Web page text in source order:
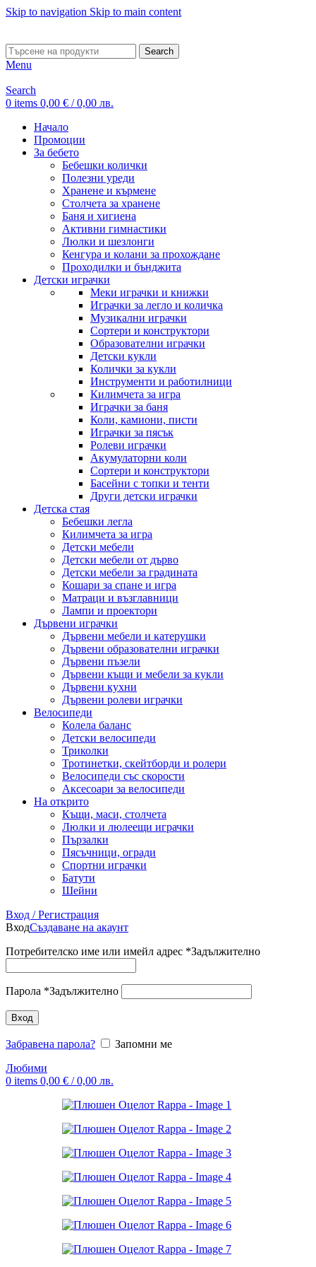
Skip to navigation Skip to main content
Search
Menu
Search
0 items 0,00 € / 0,00 лв.
Начало
Промоции
За бебето
Бебешки колички
Полезни уреди
Хранене и кърмене
Столчета за хранене
Баня и хигиена
Активни гимнастики
Люлки и шезлонги
Кенгура и колани за прохождане
Проходилки и бънджита
Детски играчки
Меки играчки и книжки
Играчки за легло и количка
Музикални играчки
Сортери и конструктори
Образователни играчки
Детски кукли
Колички за кукли
Инструменти и работилници
Килимчета за игра
Играчки за баня
Коли, камиони, писти
Играчки за пясък
Ролеви играчки
Акумулаторни коли
Сортери и конструктори
Басейни с топки и тенти
Други детски играчки
Детска стая
Бебешки легла
Килимчета за игра
Детски мебели
Детски мебели от дърво
Детски мебели за градината
Кошари за спане и игра
Матраци и възглавници
Лампи и проектори
Дървени играчки
Дървени мебели и катерушки
Дървени образователни играчки
Дървени пъзели
Дървени къщи и мебели за кукли
Дървени кухни
Дървени ролеви играчки
Велосипеди
Колела баланс
Детски велосипеди
Триколки
Тротинетки, скейтборди и ролери
Велосипеди със скорости
Аксесоари за велосипеди
На открито
Къщи, маси, столчета
Люлки и люлеещи играчки
Пързалки
Пясъчници, огради
Спортни играчки
Батути
Шейни
Вход / Регистрация
ВходСъздаване на акаунт
Потребителско име или имейл адрес *Задължително
Парола *Задължително
Вход
Забравена парола?
Запомни ме
Любими
0 items 0,00 € / 0,00 лв.